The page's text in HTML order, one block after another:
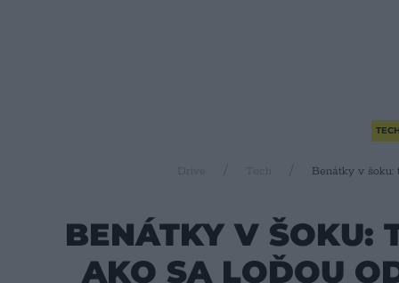
TECH
Drive Benátky v šoku:
BENÁTKY V ŠOKU:
AKO SA LOĎOU